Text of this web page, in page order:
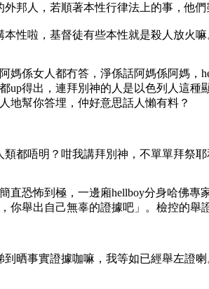
外邦人，若順著本性行律法上的事，他
本性啦，基督徒有些本性就是殺人放火嘛
媽係女人都冇答，淨係話阿媽係阿媽，
up得出，連拜別神的人是以色列人這種
地幫你答埋，仲好意思話人懶有料？
類都唔明？咁我講拜別神，不單單拜祭
直恐怖到極，一邊廂hellboy分身哈佛專
你舉出自己無辜的證據吧」。檢控的舉
到晒事實證據咖嘛，我等如已經舉左證喇